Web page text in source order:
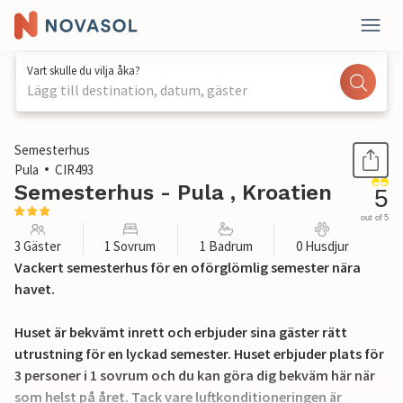
Vart skulle du vilja åka?
Lägg till destination, datum, gäster
1 / 29
Semesterhus
Pula
CIR493
Semesterhus - Pula , Kroatien 5
out of 5
3 Gäster 1 Sovrum 1 Badrum 0 Husdjur
Vackert semesterhus för en oförglömlig semester nära
havet.
Huset är bekvämt inrett och erbjuder sina gäster rätt
utrustning för en lyckad semester. Huset erbjuder plats för
3 personer i 1 sovrum och du kan göra dig bekväm här när
som helst på året. Tack vare luftkonditioneringen är